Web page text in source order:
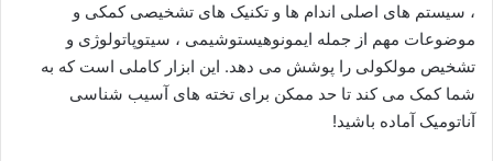
، سیستم های اصلی اندام ها و تکنیک های تشخیصی کمکی و
موضوعات مهم از جمله ایمونوهیستوشیمی ، سیتوپاتولوژی و
تشخیص مولکولی را پوشش می دهد. این ابزار کاملی است که به
شما کمک می کند تا حد ممکن برای تخته های آسیب شناسی
آناتومیک آماده باشید!